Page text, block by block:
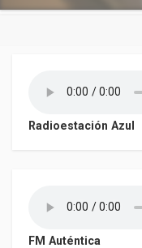
Radioestación Azul
FM Auténtica